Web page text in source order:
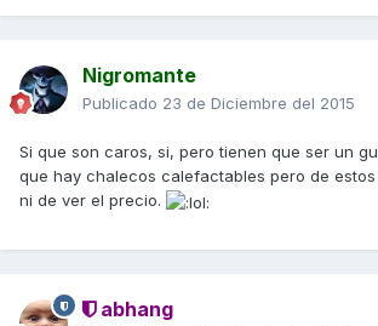
Nigromante
Publicado 23 de Diciembre del 2015
Si que son caros, si, pero tienen que ser un
que hay chalecos calefactables pero de
ni de ver el precio.
abhang